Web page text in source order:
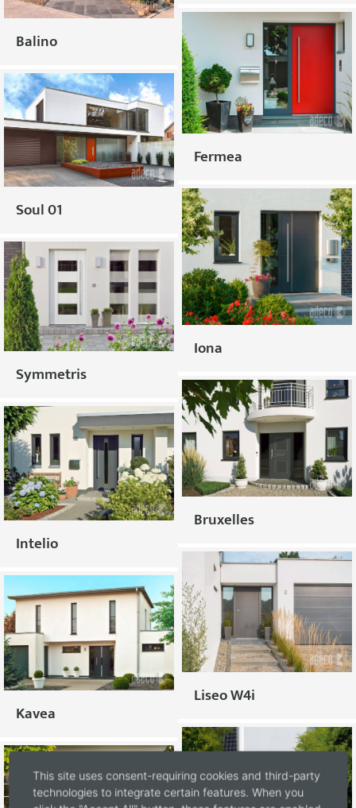
Balino
Soul 01
Symmetris
Intelio
Kavea
Fermea
Iona
Bruxelles
Liseo W4i
This site uses consent-requiring cookies and third-party
technologies to integrate certain features. When you